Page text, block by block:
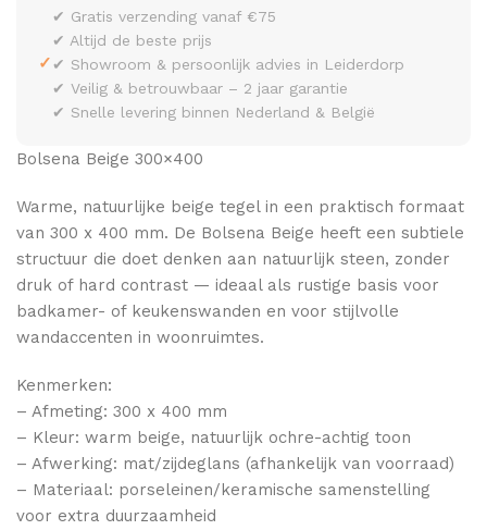
✓
✔ Gratis verzending vanaf €75
✔ Altijd de beste prijs
✔ Showroom & persoonlijk advies in Leiderdorp
✔ Veilig & betrouwbaar – 2 jaar garantie
✔ Snelle levering binnen Nederland & België
Bolsena Beige 300×400
Warme, natuurlijke beige tegel in een praktisch formaat
van 300 x 400 mm. De Bolsena Beige heeft een subtiele
structuur die doet denken aan natuurlijk steen, zonder
druk of hard contrast — ideaal als rustige basis voor
badkamer- of keukenswanden en voor stijlvolle
wandaccenten in woonruimtes.
Kenmerken:
– Afmeting: 300 x 400 mm
– Kleur: warm beige, natuurlijk ochre-achtig toon
– Afwerking: mat/zijdeglans (afhankelijk van voorraad)
– Materiaal: porseleinen/keramische samenstelling
voor extra duurzaamheid